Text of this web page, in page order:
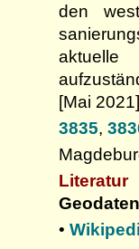
den
[Mai 2021]
3835,
Literatur
•